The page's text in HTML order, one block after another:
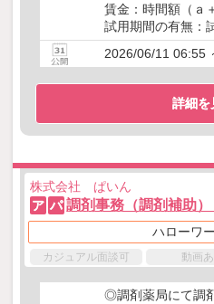
賃金：時間額（ａ
試用期間の有無：
2026/06/11 06:55
詳細を
株式会社 ぱいん
ア パ 調剤事務（調剤補助）
ハローワ
カジュアル面談可 動画
◎調剤薬局にて調